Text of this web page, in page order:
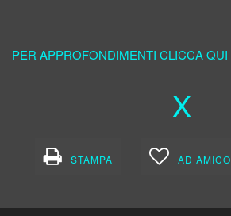
PER APPROFONDIMENTI CLICCA QUI
X
STAMPA AD AMICO